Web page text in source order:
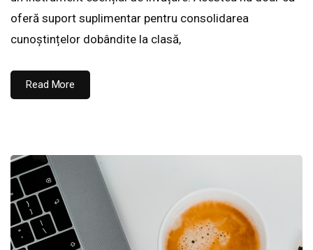
oferă suport suplimentar pentru consolidarea
cunoștințelor dobândite la clasă,
Read More